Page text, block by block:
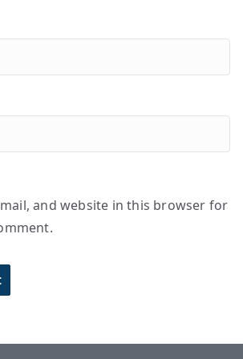
and website in this browser for